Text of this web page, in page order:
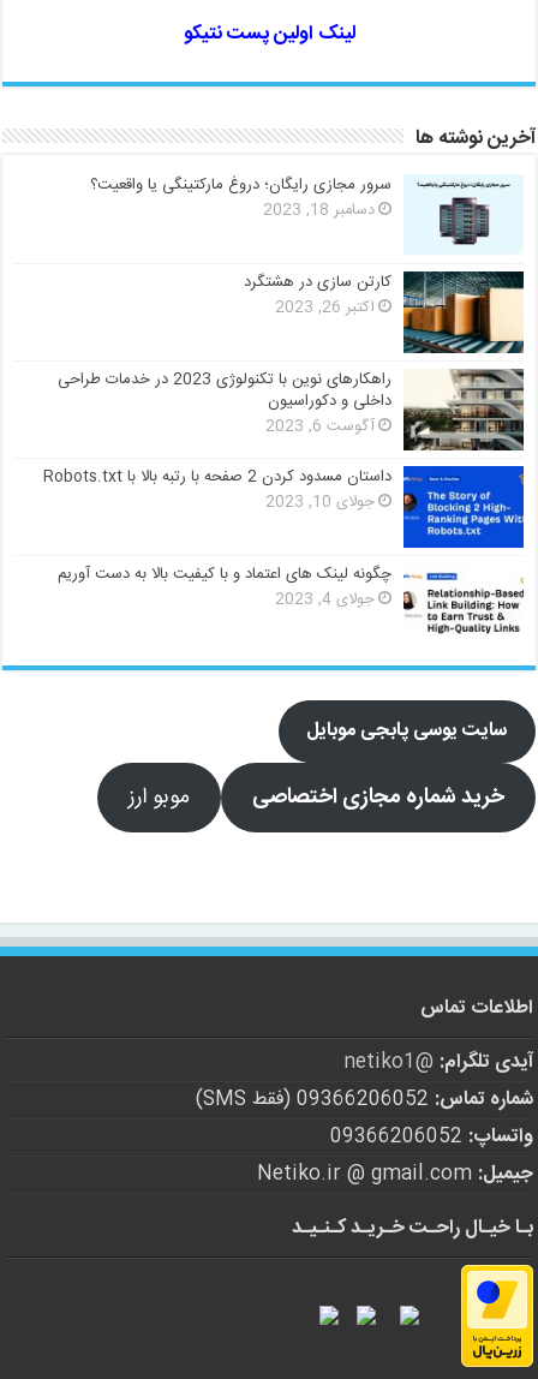
لینک اولین پست نتیکو
آخرین نوشته ها
سرور مجازی رایگان؛ دروغ مارکتینگی یا واقعیت؟
دسامبر 18, 2023
کارتن سازی در هشتگرد
اکتبر 26, 2023
راهکارهای نوین با تکنولوژی 2023 در خدمات طراحی
داخلی و دکوراسیون
آگوست 6, 2023
داستان مسدود کردن 2 صفحه با رتبه بالا با Robots.txt
جولای 10, 2023
چگونه لینک های اعتماد و با کیفیت بالا به دست آوریم
جولای 4, 2023
سایت یوسی پابجی موبایل
خرید شماره مجازی اختصاصی موبو ارز
اطلاعات تماس
آیدی تلگرام: @netiko1
شماره تماس:
واتساپ:
جیمیل:
بـا خیـال راحـت خـریـد کـنـیـد